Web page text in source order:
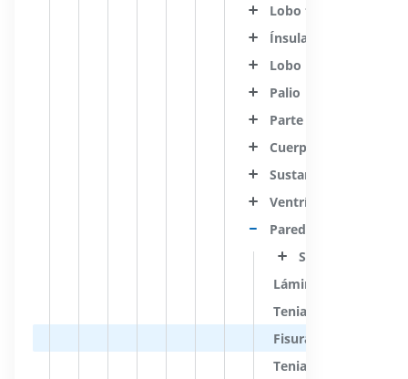
Lobo temporal
Ínsula
Lobo límbico
Palio
Parte basal del
Cuerpo estriado
Sustancia blanca del
Ventrículo lateral
Paredes del
Septum
Lámina affixa
Tenia coroídea del
Fisura coroídea
Tenia del fórnix